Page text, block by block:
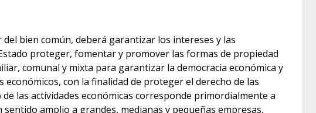
bien común, deberá garantizar los intereses y las
proteger, fomentar y promover las formas de propiedad
comunal y mixta para garantizar la democracia económica y
con la finalidad de proteger el derecho de las
las actividades económicas corresponde primordialmente a
amplio a grandes, medianas y pequeñas empresas,